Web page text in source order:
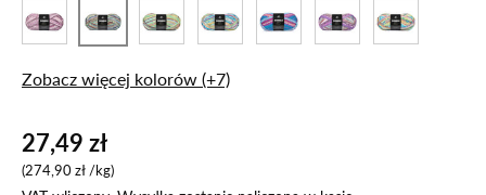
3008 Lavendel3011 Havets Blå
3012 zielona prymulka
3014 Rainbow w kolorze
3020 niebiesko zielony
3024 niebieska zatoka
3026
Zobacz więcej kolorów (+7)
27,49 zł
Cena za sztukę
274,90 zł /kg